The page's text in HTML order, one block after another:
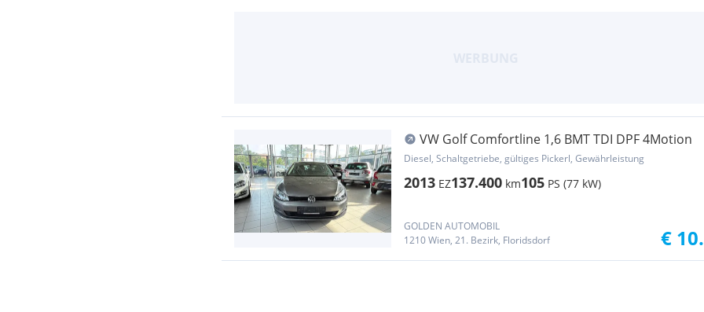
VW Golf Comfortline 1,6 BMT TDI DPF 4Motion
Diesel, Schaltgetriebe, gültiges Pickerl, Gewährleistung
2013 EZ137.400 km105 PS (77 kW)
GOLDEN AUTOMOBIL
1210 Wien, 21. Bezirk, Floridsdorf
€